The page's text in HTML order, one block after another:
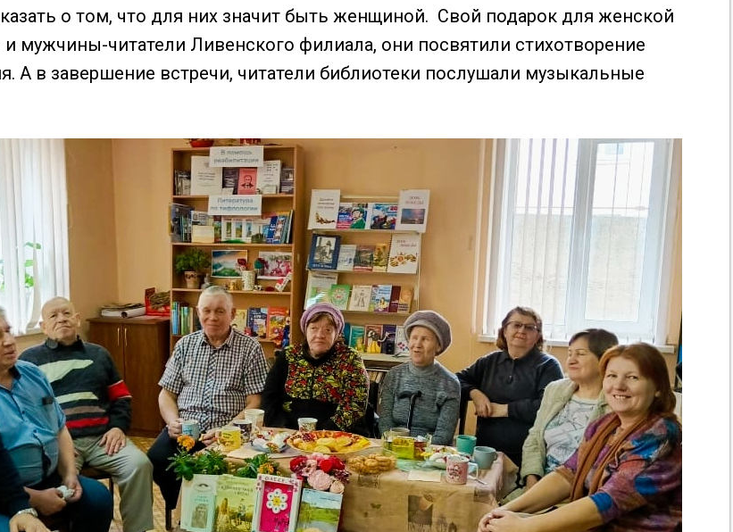
о том, что для них значит быть женщиной. Свой подарок для женской
мужчины-читатели Ливенского филиала, они посвятили стихотворение
А в завершение встречи, читатели библиотеки послушали музыкальные